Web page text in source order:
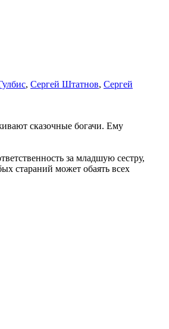
, Сергей Штатнов, Сергей
сказочные богачи. Ему
за младшую сестру,
стараний может обаять всех